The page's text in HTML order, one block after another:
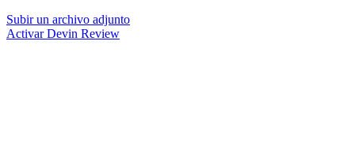
Subir un archivo adjunto
Activar Devin Review